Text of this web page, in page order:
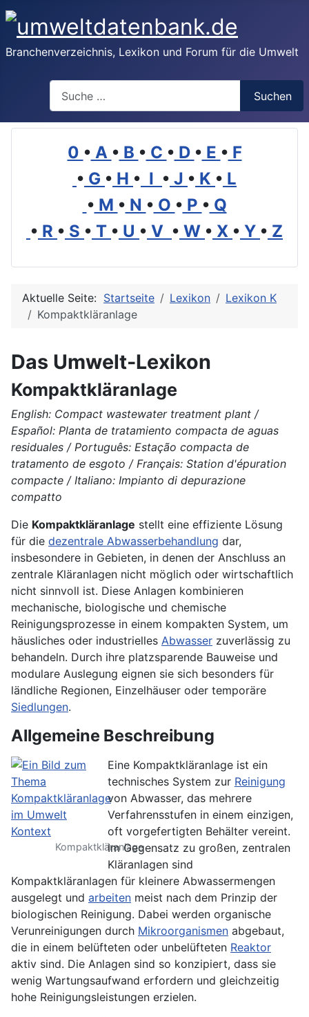
Branchenverzeichnis, Lexikon und Forum für die Umwelt
Suchen
0 • A • B • C • D • E • F
• G • H • I • J • K • L
• M • N • O • P • Q
• R • S • T • U • V • W • X • Y • Z
Aktuelle Seite: Startseite Lexikon
Lexikon K
Kompaktkläranlage
Das Umwelt-Lexikon
Kompaktkläranlage
English: Compact wastewater treatment plant /
Español: Planta de tratamiento compacta de aguas
residuales / Português: Estação compacta de
tratamento de esgoto / Français: Station d'épuration
compacte / Italiano: Impianto di depurazione
compatto
Die Kompaktkläranlage stellt eine effiziente Lösung
für die dezentrale Abwasserbehandlung dar,
insbesondere in Gebieten, in denen der Anschluss an
zentrale Kläranlagen nicht möglich oder wirtschaftlich
nicht sinnvoll ist. Diese Anlagen kombinieren
mechanische, biologische und chemische
Reinigungsprozesse in einem kompakten System, um
häusliches oder industrielles Abwasser zuverlässig zu
behandeln. Durch ihre platzsparende Bauweise und
modulare Auslegung eignen sie sich besonders für
ländliche Regionen, Einzelhäuser oder temporäre
Siedlungen.
Allgemeine Beschreibung
Kompaktkläranlage
Eine Kompaktkläranlage ist ein
technisches System zur Reinigung
von Abwasser, das mehrere
Verfahrensstufen in einem einzigen,
oft vorgefertigten Behälter vereint.
Im Gegensatz zu großen, zentralen
Kläranlagen sind
Kompaktkläranlagen für kleinere Abwassermengen
ausgelegt und arbeiten meist nach dem Prinzip der
biologischen Reinigung. Dabei werden organische
Verunreinigungen durch Mikroorganismen abgebaut,
die in einem belüfteten oder unbelüfteten Reaktor
aktiv sind. Die Anlagen sind so konzipiert, dass sie
wenig Wartungsaufwand erfordern und gleichzeitig
hohe Reinigungsleistungen erzielen.